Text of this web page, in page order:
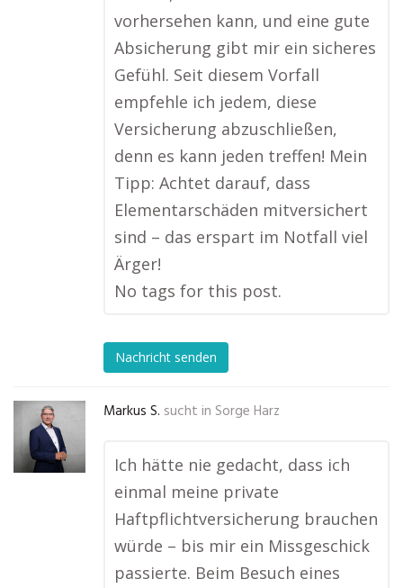
vorhersehen kann, und eine gute
Absicherung gibt mir ein sicheres
Gefühl. Seit diesem Vorfall
empfehle ich jedem, diese
Versicherung abzuschließen,
denn es kann jeden treffen! Mein
Tipp: Achtet darauf, dass
Elementarschäden mitversichert
sind – das erspart im Notfall viel
Ärger!
No tags for this post.
Nachricht senden
Markus S. sucht in Sorge Harz
Ich hätte nie gedacht, dass ich
einmal meine private
Haftpflichtversicherung brauchen
würde – bis mir ein Missgeschick
passierte. Beim Besuch eines